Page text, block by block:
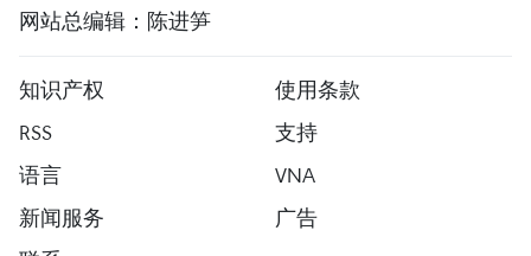
网站总编辑：陈进笋
知识产权
使用条款
RSS
支持
语言
VNA
新闻服务
广告